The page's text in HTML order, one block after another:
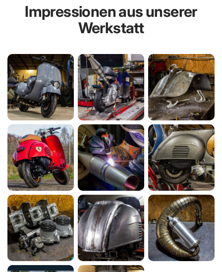
Impressionen aus unserer
Werkstatt